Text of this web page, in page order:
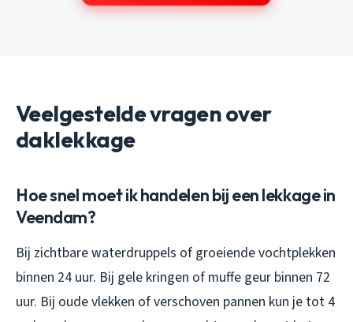
Veelgestelde vragen over
daklekkage
Hoe snel moet ik handelen bij een lekkage in
Veendam?
Bij zichtbare waterdruppels of groeiende vochtplekken
binnen 24 uur. Bij gele kringen of muffe geur binnen 72
uur. Bij oude vlekken of verschoven pannen kun je tot 4